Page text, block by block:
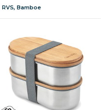
RVS, Bamboe